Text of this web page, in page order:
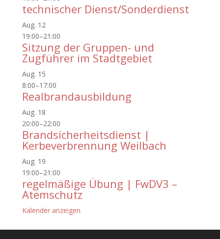
technischer Dienst/Sonderdienst
Aug. 12
19:00–21:00
Sitzung der Gruppen- und
Zugführer im Stadtgebiet
Aug. 15
8:00–17:00
Realbrandausbildung
Aug. 18
20:00–22:00
Brandsicherheitsdienst |
Kerbeverbrennung Weilbach
Aug. 19
19:00–21:00
regelmäßige Übung | FwDV3 –
Atemschutz
Kalender anzeigen